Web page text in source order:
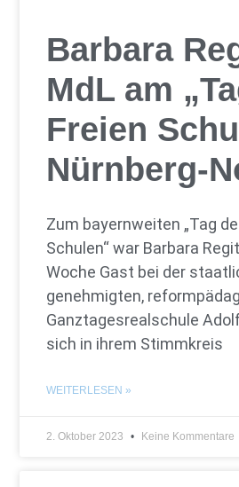
Barbara
MdL am
Freien
Nürnberg-
Zum bayernweiten „Tag
Schulen“ war Barbara
Woche Gast bei der
genehmigten,
Ganztagesrealschule
sich in ihrem Stimmkreis
WEITERLESEN »
2. Oktober 2023 Keine Kommentare